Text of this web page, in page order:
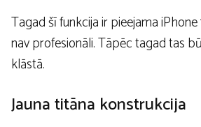
Tagad šī funkcija ir pieejama
nav profesionāli. Tāpēc tagad tas
klāstā.
Jauna titāna konstrukcija